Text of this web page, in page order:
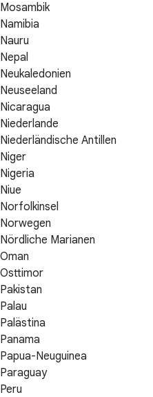
Mosambik
Namibia
Nauru
Nepal
Neukaledonien
Neuseeland
Nicaragua
Niederlande
Niederländische Antillen
Niger
Nigeria
Niue
Norfolkinsel
Norwegen
Nördliche Marianen
Oman
Osttimor
Pakistan
Palau
Palästina
Panama
Papua-Neuguinea
Paraguay
Peru